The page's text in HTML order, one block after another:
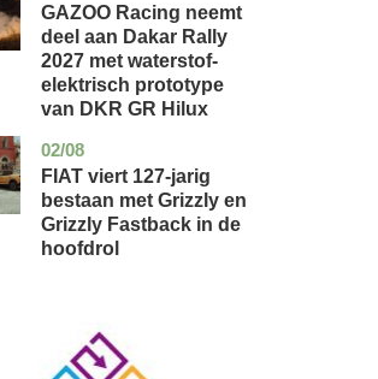
GAZOO Racing neemt
deel aan Dakar Rally
2027 met waterstof-
elektrisch prototype
van DKR GR Hilux
02/08
auto
FIAT viert 127-jarig
bestaan met Grizzly en
Grizzly Fastback in de
hoofdrol